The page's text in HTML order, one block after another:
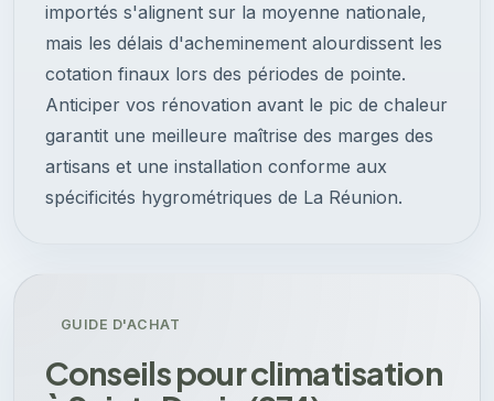
importés s'alignent sur la moyenne nationale,
mais les délais d'acheminement alourdissent les
cotation finaux lors des périodes de pointe.
Anticiper vos rénovation avant le pic de chaleur
garantit une meilleure maîtrise des marges des
artisans et une installation conforme aux
spécificités hygrométriques de La Réunion.
GUIDE D'ACHAT
Conseils pour climatisation